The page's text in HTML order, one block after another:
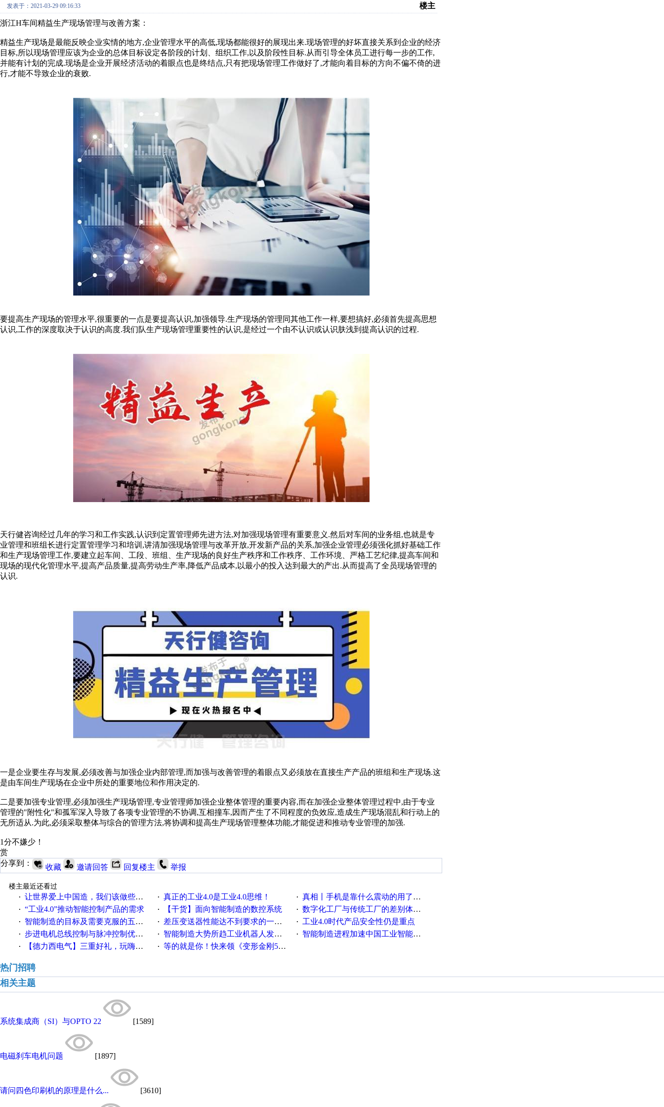
发表于：2021-03-29 09:16:33 楼主
浙江H车间精益生产现场管理与改善方案：
精益生产现场是最能反映企业实情的地方,企业管理水平的高低,现场都能很好的展现出来.现场管理的好坏直接关系到企业的经济
目标,所以现场管理应该为企业的总体目标设定各阶段的计划、组织工作,以及阶段性目标.从而引导全体员工进行每一步的工作,
并能有计划的完成.现场是企业开展经济活动的着眼点也是终结点,只有把现场管理工作做好了,才能向着目标的方向不偏不倚的进
行,才能不导致企业的衰败.
要提高生产现场的管理水平,很重要的一点是要提高认识,加强领导.生产现场的管理同其他工作一样,要想搞好,必须首先提高思想
认识,工作的深度取决于认识的高度.我们队生产现场管理重要性的认识,是经过一个由不认识或认识肤浅到提高认识的过程.
天行健咨询经过几年的学习和工作实践,认识到定置管理师先进方法,对加强现场管理有重要意义.然后对车间的业务组,也就是专
业管理和班组长进行定置管理学习和培训,讲清加强现场管理与改革开放,开发新产品的关系,加强企业管理必须强化抓好基础工作
和生产现场管理工作,要建立起车间、工段、班组、生产现场的良好生产秩序和工作秩序、工作环境、严格工艺纪律,提高车间和
现场的现代化管理水平,提高产品质量,提高劳动生产率,降低产品成本,以最小的投入达到最大的产出.从而提高了全员现场管理的
认识.
一是企业要生存与发展,必须改善与加强企业内部管理,而加强与改善管理的着眼点又必须放在直接生产产品的班组和生产现场.这
是由车间生产现场在企业中所处的重要地位和作用决定的.
二是要加强专业管理,必须加强生产现场管理,专业管理师加强企业整体管理的重要内容,而在加强企业整体管理过程中,由于专业
管理的"附性化"和孤军深入导致了各项专业管理的不协调,互相撞车,因而产生了不同程度的负效应,造成生产现场混乱和行动上的
无所适从.为此,必须采取整体与综合的管理方法,将协调和提高生产现场管理整体功能,才能促进和推动专业管理的加强.
1分不嫌少！
赏
分享到：
收藏 邀请回答 回复楼主 举报
楼主最近还看过
· 让世界爱上中国造，我们该做些什么 · 真正的工业4.0是工业4.0思维！ · 真相丨手机是靠什么震动的用了这么多年才知道！
· “工业4.0”推动智能控制产品的需求 · 【干货】面向智能制造的数控系统 · 数字化工厂与传统工厂的差别体现在哪里？
· 智能制造的目标及需要克服的五个障碍 · 差压变送器性能达不到要求的一些因素 · 工业4.0时代产品安全性仍是重点
· 步进电机总线控制与脉冲控制优缺点 · 智能制造大势所趋工业机器人发展迅猛 · 智能制造进程加速中国工业智能化之路发展趋势明显
· 【德力西电气】三重好礼，玩嗨夏日！ · 等的就是你！快来领《变形金刚5》观影券
热门招聘
相关主题
系统集成商（SI）与OPTO 22 [1589]
电磁刹车电机问题 [1897]
请问四色印刷机的原理是什么... [3610]